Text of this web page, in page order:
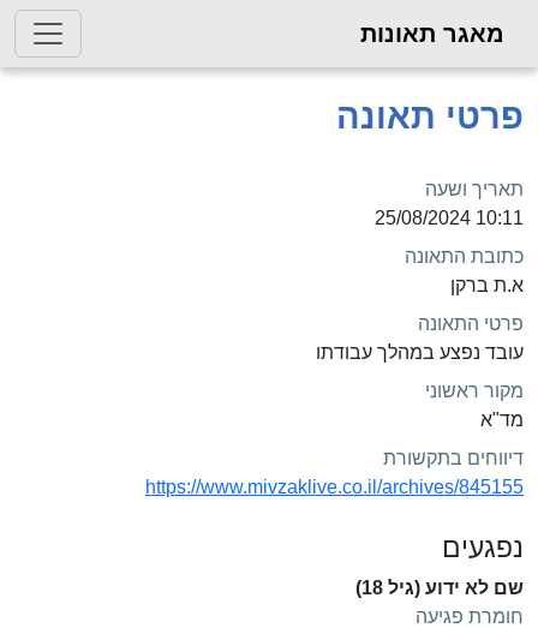
מאגר תאונות
פרטי תאונה
תאריך ושעה
10:11 25/08/2024
כתובת התאונה
א.ת ברקן
פרטי התאונה
עובד נפצע במהלך עבודתו
מקור ראשוני
מד"א
דיווחים בתקשורת
https://www.mivzaklive.co.il/archives/845155
נפגעים
שם לא ידוע (גיל 18)
חומרת פגיעה